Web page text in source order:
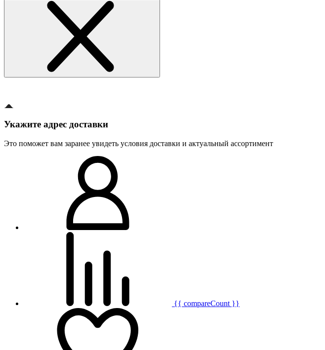
Укажите адрес доставки
Это поможет вам заранее увидеть условия доставки и актуальный ассортимент
{{ compareCount }}